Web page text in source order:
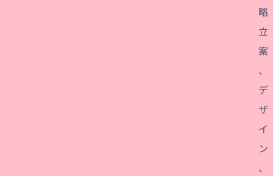
略
立
案
、
デ
ザ
イ
ン
、